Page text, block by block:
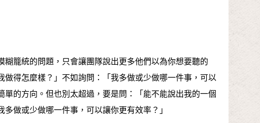
籠統的問題，只會讓團隊說出更多他們以為你想要聽的
得怎麼樣？」不如詢問：「我多做或少做哪一件事，可以
的方向。但也別太超過，要是問：「能不能說出我的一個
做或少做哪一件事，可以讓你更有效率？」